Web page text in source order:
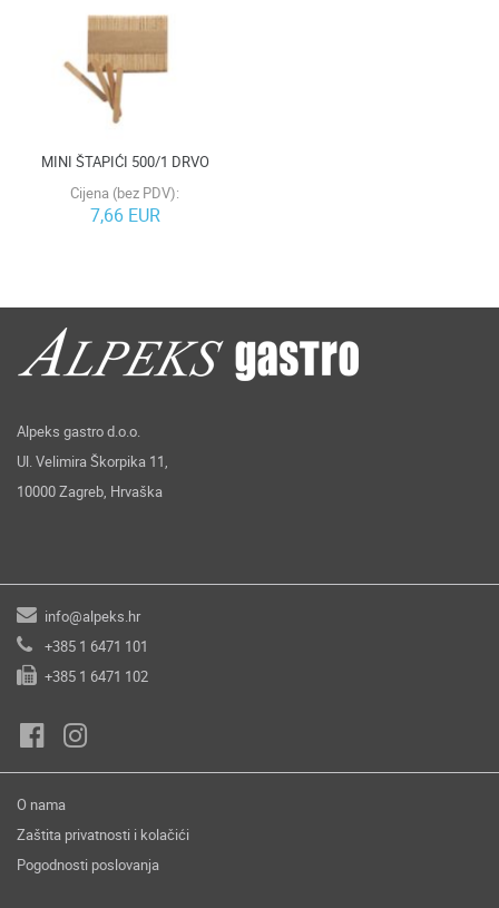
MINI ŠTAPIĆI 500/1 DRVO
Cijena (bez PDV):
7,66 EUR
Alpeks gastro d.o.o.
Ul. Velimira Škorpika 11,
10000 Zagreb, Hrvaška
info@alpeks.hr
+385 1 6471 101
+385 1 6471 102
O nama
Zaštita privatnosti i kolačići
Pogodnosti poslovanja